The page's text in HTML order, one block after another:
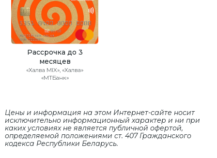
Рассрочка до 3
месяцев
«Халва MIX», «Халва»
«МТБанк»
Цены и информация на этом Интернет-сайте носит
исключительно информационный характер и ни при
каких условиях не является публичной офертой,
определяемой положениями cт. 407 Гражданского
кодекса Республики Беларусь.